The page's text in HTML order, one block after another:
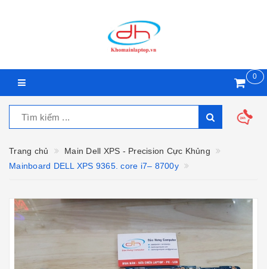
0
Trang chủ
Main Dell XPS - Precision Cực Khủng
Mainboard DELL XPS 9365. core i7– 8700y